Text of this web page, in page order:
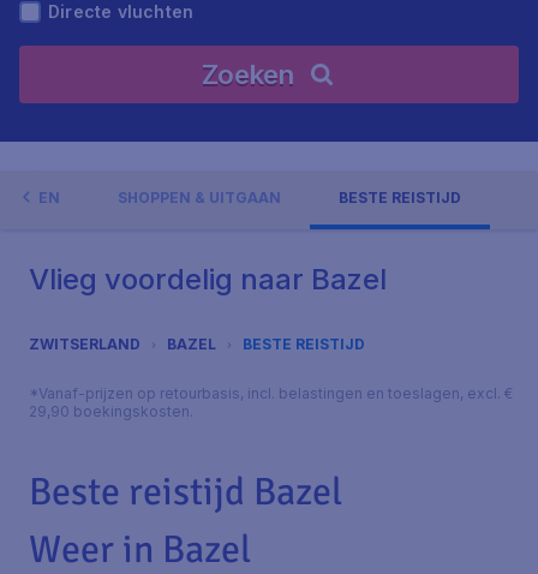
Directe vluchten
Zoeken
SHOPPEN & UITGAAN BESTE REISTIJD
Vlieg voordelig naar Bazel
ZWITSERLAND BAZEL BESTE REISTIJD
*Vanaf-prijzen op retourbasis, incl. belastingen en toeslagen, excl. €
29,90 boekingskosten.
Beste reistijd Bazel
Weer in Bazel